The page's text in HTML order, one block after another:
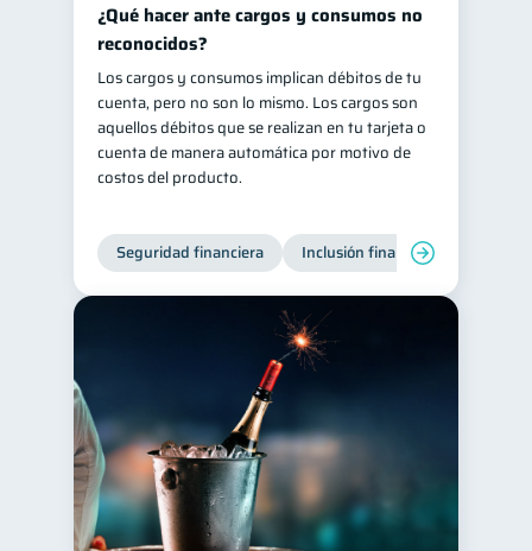
¿Qué hacer ante cargos y consumos no
reconocidos?
Los cargos y consumos implican débitos de tu
cuenta, pero no son lo mismo. Los cargos son
aquellos débitos que se realizan en tu tarjeta o
cuenta de manera automática por motivo de
costos del producto.
Seguridad financiera Inclusión financiera